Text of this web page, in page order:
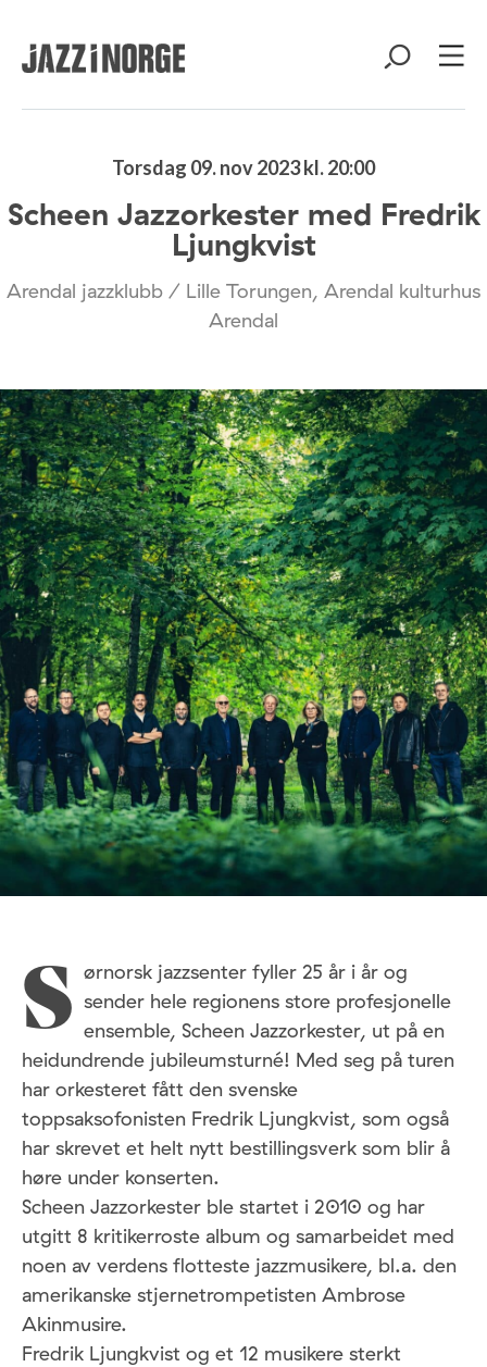
Torsdag 09. nov 2023 kl. 20:00
Scheen Jazzorkester med Fredrik
Ljungkvist
Arendal jazzklubb / Lille Torungen, Arendal kulturhus
Arendal
S ørnorsk jazzsenter fyller 25 år i år og
sender hele regionens store profesjonelle
ensemble, Scheen Jazzorkester, ut på en
heidundrende jubileumsturné! Med seg på turen
har orkesteret fått den svenske
toppsaksofonisten Fredrik Ljungkvist, som også
har skrevet et helt nytt bestillingsverk som blir å
høre under konserten.
Scheen Jazzorkester ble startet i 2010 og har
utgitt 8 kritikerroste album og samarbeidet med
noen av verdens flotteste jazzmusikere, bl.a. den
amerikanske stjernetrompetisten Ambrose
Akinmusire.
Fredrik Ljungkvist og et 12 musikere sterkt